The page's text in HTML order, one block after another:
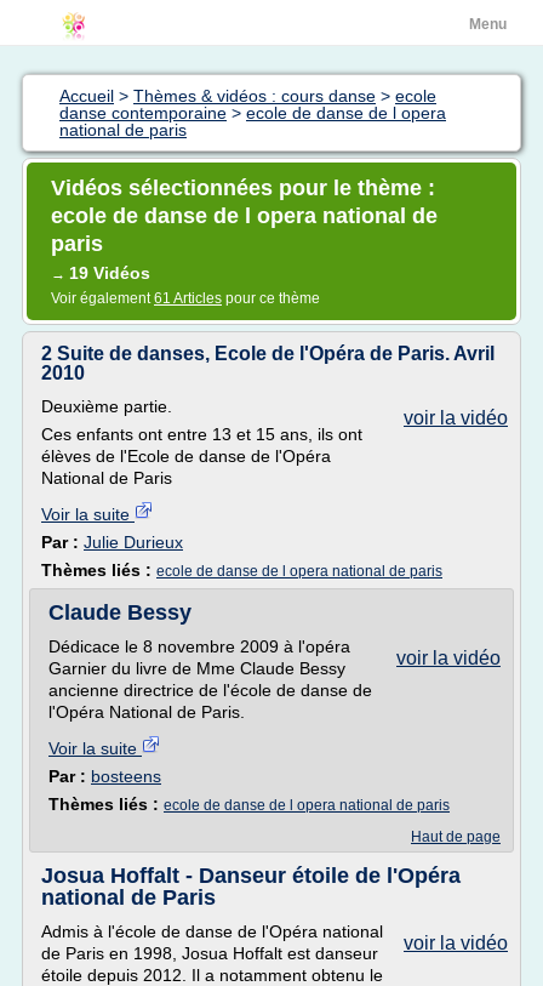
Menu
Accueil > Thèmes & vidéos : cours danse > ecole
danse contemporaine > ecole de danse de l opera
national de paris
Vidéos sélectionnées pour le thème :
ecole de danse de l opera national de
paris
→ 19 Vidéos
Voir également61 Articles pour ce thème
2 Suite de danses, Ecole de l'Opéra de Paris. Avril
2010
voir la vidéo
Deuxième partie.
Ces enfants ont entre 13 et 15 ans, ils ont
élèves de l'Ecole de danse de l'Opéra
National de Paris
Voir la suite
Par : Julie Durieux
Thèmes liés : ecole de danse de l opera national de paris
Claude Bessy
voir la vidéo
Dédicace le 8 novembre 2009 à l'opéra
Garnier du livre de Mme Claude Bessy
ancienne directrice de l'école de danse de
l'Opéra National de Paris.
Voir la suite
Par : bosteens
Thèmes liés : ecole de danse de l opera national de paris
Haut de page
Josua Hoffalt - Danseur étoile de l'Opéra
national de Paris
voir la vidéo
Admis à l'école de danse de l'Opéra national
de Paris en 1998, Josua Hoffalt est danseur
étoile depuis 2012. Il a notamment obtenu le